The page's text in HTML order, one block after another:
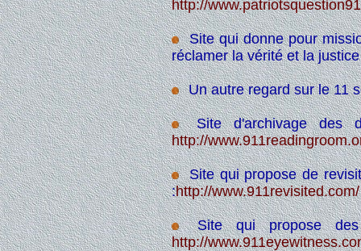
http://
Site qui donne pour
réclamer la vérité et la
Un autre regard sur le 11
Site d'archivage des
http://
Site qui propose de
:http://www.911revisited.com/
Site qui propose des
http://